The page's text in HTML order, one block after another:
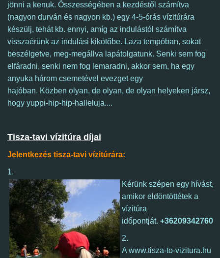
jönni a kenuk. Összességében a kezdéstől számítva
(nagyon durván és nagyon kb.) egy 4-5-órás vízitúrára
készülj, tehát kb. ennyi, amíg az indulástól számítva
visszaérünk az indulási kikötőbe. Laza tempóban, sokat
beszélgetve, meg-megállva lapátolgatunk. Senki sem fog
elfáradni, senki nem fog lemaradni, akkor sem, ha egy
anyuka három csemetével evezget egy
hajóban. Közben olyan, de olyan, de olyan helyeken jársz,
hogy yuppi-hip-hip-halleluja....
Tisza-tavi vízitúra díjai
Jelentkezés tisza-tavi vízitúrára:
1.
Kérünk szépen egy hívást,
amikor eldöntöttétek a
vízitúra
időpontját. +36209342760
2.
A www.tisza-to-vizitura.hu